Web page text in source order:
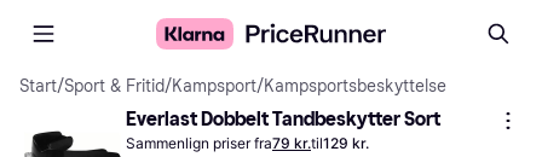
Start/Sport & Fritid/Kampsport/Kampsportsbeskyttelse
Everlast Dobbelt Tandbeskytter Sort
Sammenlign priser fra79 kr.til129 kr.